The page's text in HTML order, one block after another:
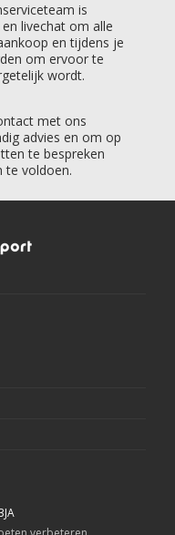
is
livechat om alle
en tijdens je
om ervoor te
wordt.
met ons
advies en om op
te bespreken
te voldoen.